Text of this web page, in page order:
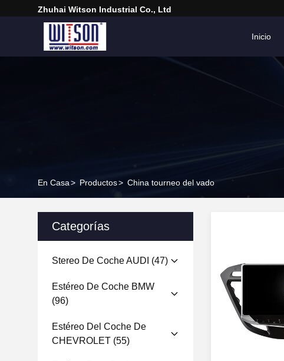
Zhuhai Witson Industrial Co., Ltd
Inicio
En Casa> Productos> China tourneo del vado
Categorías
Stereo De Coche AUDI (47)
Estéreo De Coche BMW
(96)
Estéreo Del Coche De
CHEVROLET (55)